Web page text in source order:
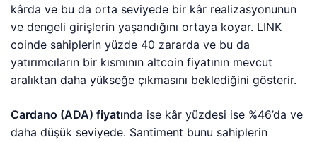
kârda ve bu da orta seviyede bir kâr realizasyonunun
ve dengeli girişlerin yaşandığını ortaya koyar. LINK
coinde sahiplerin yüzde 40 zararda ve bu da
yatırımcıların bir kısmının altcoin fiyatının mevcut
aralıktan daha yükseğe çıkmasını beklediğini gösterir.
Cardano (ADA) fiyatında ise kâr yüzdesi ise %46’da ve
daha düşük seviyede. Santiment bunu sahiplerin